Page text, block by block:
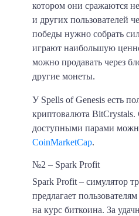
котором они сражаются
и других пользователей
победы нужно собрать
играют наибольшую
можно продавать через
другие монеты.
У Spells of Genesis есть
криптовалюта BitCrystals.
доступными парами
CoinMarketCap.
№2 – Spark Profit
Spark Profit – симулятор
предлагает
на курс биткоина. За